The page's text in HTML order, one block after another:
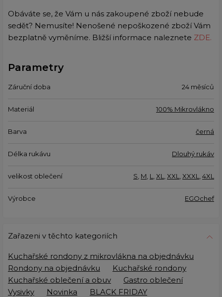
Obáváte se, že Vám u nás zakoupené zboží nebude
sedět? Nemusíte! Nenošené nepoškozené zboží Vám
bezplatně vyměníme. Bližší informace naleznete ZDE.
Parametry
Záruční doba 24 měsíců
Materiál 100% Mikrovlákno
Barva černá
Délka rukávu Dlouhý rukáv
velikost oblečení S M L XL XXL XXXL 4XL
Výrobce EGOchef
Zařazeni v těchto kategoriích
Kuchařské rondony z mikrovlákna na objednávku
Rondony na objednávku
Kuchařské rondony
Kuchařské oblečení a obuv
Gastro oblečení
Vysivky
Novinka BLACK FRIDAY